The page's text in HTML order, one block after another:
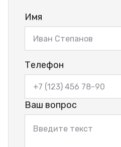
Имя
Телефон
Ваш вопрос